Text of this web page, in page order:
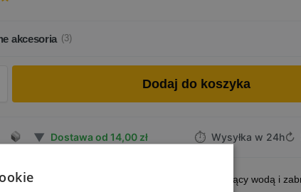
akcesoria (3)
Dodaj do koszyka
▼ Dostawa od 14,00 zł ⏱ Wysyłka w 24h↻
fug o właściwościach hydrofobowowych odpychający wodą i